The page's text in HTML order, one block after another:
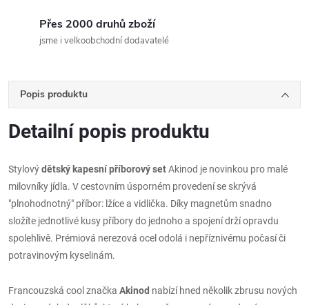
Přes 2000 druhů zboží
jsme i velkoobchodní dodavatelé
Popis produktu
Detailní popis produktu
Stylovýdětský kapesní příborový setAkinod je novinkou pro malé
milovníky jídla. V cestovním úsporném provedení se skrývá
"plnohodnotný" příbor: lžíce a vidlička. Díky magnetům snadno
složíte jednotlivé kusy příbory do jednoho a spojení drží opravdu
spolehlivě. Prémiová nerezová ocel odolá i nepříznivému počasí či
potravinovým kyselinám.
Francouzská cool značka Akinod nabízí hned několik zbrusu nových